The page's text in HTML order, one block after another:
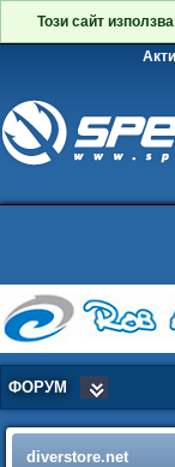
Този сайт
ФОРУМ
diverstore.net